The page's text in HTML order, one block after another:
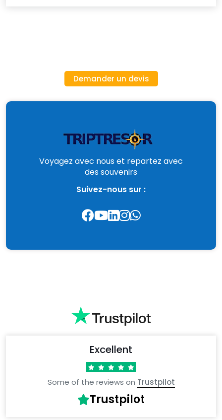
Demander un devis
Voyagez avec nous et repartez avec
des souvenirs
Suivez-nous sur :
Excellent
Some of the reviews on Trustpilot
Trustpilot